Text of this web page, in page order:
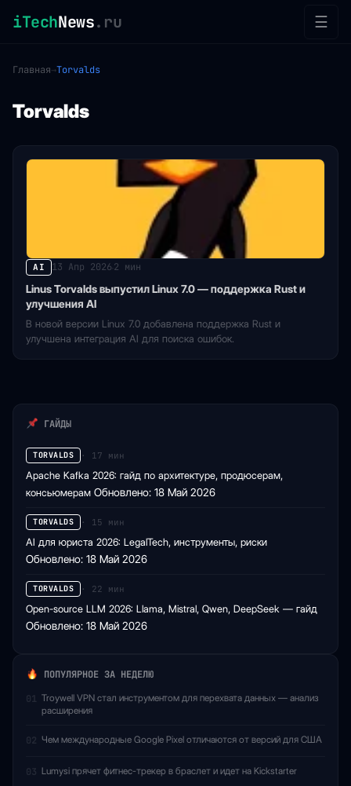
iTechNews.ru ☰
Главная→Torvalds
Torvalds
AI 13 Апр 2026 2 мин
Linus Torvalds выпустил Linux 7.0 — поддержка Rust и
улучшения AI
В новой версии Linux 7.0 добавлена поддержка Rust и
улучшена интеграция AI для поиска ошибок.
ГАЙДЫ
TORVALDS · 17 мин
Apache Kafka 2026: гайд по архитектуре, продюсерам,
консьюмерам Обновлено: 18 Май 2026
TORVALDS · 15 мин
AI для юриста 2026: LegalTech, инструменты, риски
Обновлено: 18 Май 2026
TORVALDS · 22 мин
Open-source LLM 2026: Llama, Mistral, Qwen, DeepSeek — гайд
Обновлено: 18 Май 2026
ПОПУЛЯРНОЕ ЗА НЕДЕЛЮ
01 Troywell VPN стал инструментом для перехвата данных — анализ
расширения
02 Чем международные Google Pixel отличаются от версий для США
03 Lumysi прячет фитнес-трекер в браслет и идет на Kickstarter